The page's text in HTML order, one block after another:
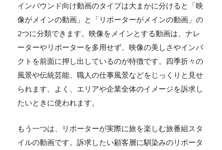
インバウンド向け動画のタイプは大まかに分けると「映
像がメインの動画」と「リポーターがメインの動画」の
2つに分類できます。映像をメインとする動画は、ナレ
ーターやリポーターを多用せず、映像の美しさやインパ
クトを前面に押し出しているのが特徴です。四季折々の
風景や伝統芸能、職人の仕事風景などをじっくりと見せ
られます。よく、エリアや企業全体のイメージを訴求し
たいときに使われます。
もう一つは、リポーターが実際に旅を楽しむ旅番組スタ
イルの動画です。訴求したい顧客層に馴染みのリポータ